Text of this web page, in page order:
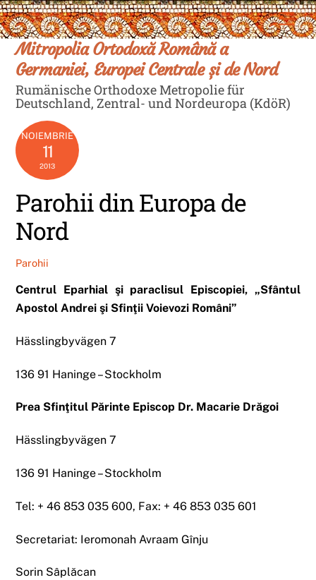
Skip
to
content
Mitropolia Ortodoxă Română a
Germaniei, Europei Centrale și de Nord
Rumänische Orthodoxe Metropolie für
Deutschland, Zentral- und Nordeuropa (KdöR)
NOIEMBRIE
11
2013
Parohii din Europa de
Nord
Parohii
Centrul Eparhial şi paraclisul Episcopiei, „Sfântul
Apostol Andrei şi Sfinţii Voievozi Români”
Hässlingbyvägen 7
136 91 Haninge – Stockholm
Prea Sfinţitul Părinte Episcop Dr. Macarie Drăgoi
Hässlingbyvägen 7
136 91 Haninge – Stockholm
Tel: + 46 853 035 600, Fax: + 46 853 035 601
Secretariat: Ieromonah Avraam Gînju
Sorin Sâplăcan